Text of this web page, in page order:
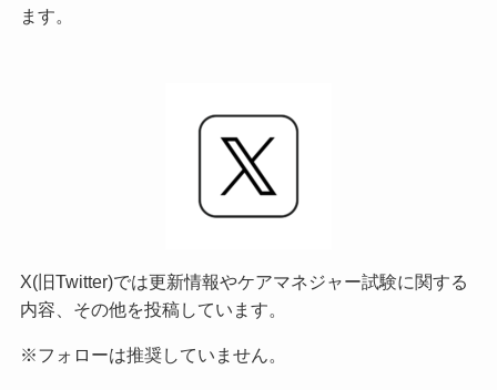
ます。
X(旧Twitter)では更新情報やケアマネジャー試験に関する
内容、その他を投稿しています。
※フォローは推奨していません。